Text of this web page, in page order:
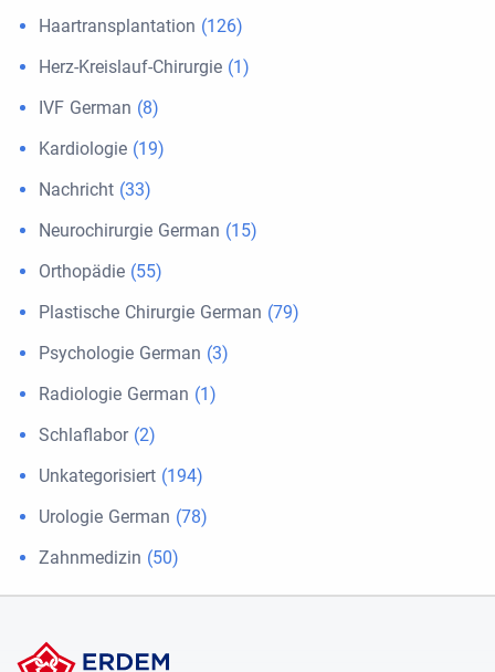
Haartransplantation (126)
Herz-Kreislauf-Chirurgie (1)
IVF German (8)
Kardiologie (19)
Nachricht (33)
Neurochirurgie German (15)
Orthopädie (55)
Plastische Chirurgie German (79)
Psychologie German (3)
Radiologie German (1)
Schlaflabor(2)
Unkategorisiert (194)
Urologie German (78)
Zahnmedizin (50)